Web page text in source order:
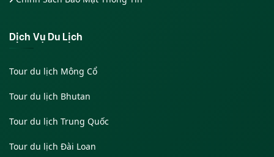
Dịch Vụ Du Lịch
Tour du lịch Mông Cổ
Tour du lịch Bhutan
Tour du lịch Trung Quốc
Tour du lịch Đài Loan